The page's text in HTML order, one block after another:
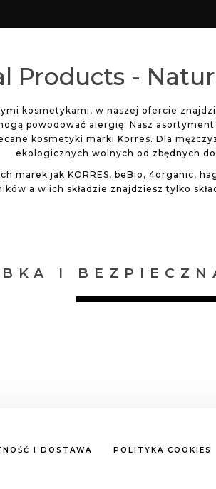
Products -
kosmetykami, w naszej ofercie
powodować alergię. Nasz
kosmetyki marki Korres. Dla
ekologicznych wolnych od zbędnych
marek jak KORRES, beBio, 4organic,
a w ich składzie znajdziesz tylko
I
I DOSTAWA POLITYKA COOKIES